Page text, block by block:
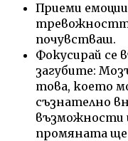
Приеми
почувстваш.
Фокусирай се
загубите:
това, което
съзнателно
възможности
промяната ще